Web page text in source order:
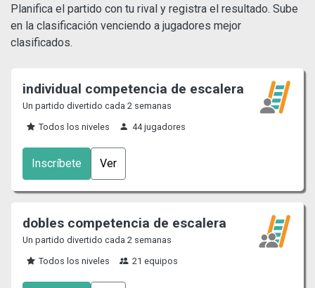
Planifica el partido con tu rival y registra el resultado. Sube
en la clasificación venciendo a jugadores mejor
clasificados.
individual competencia de escalera
Un partido divertido cada 2 semanas
Todos los niveles
44 jugadores
Inscríbete Ver
dobles competencia de escalera
Un partido divertido cada 2 semanas
Todos los niveles
21 equipos